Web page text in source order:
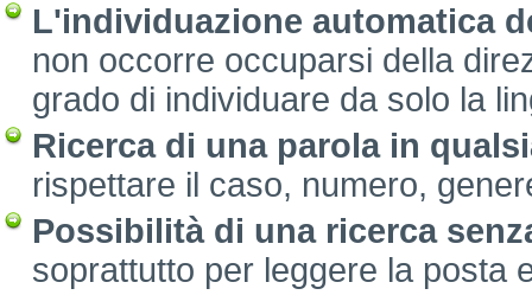
L'individuazione automatica
non occorre occuparsi della
grado di individuare da solo la
Ricerca di una parola in
rispettare il caso, numero,
Possibilità di una ricerca
soprattutto per leggere la posta